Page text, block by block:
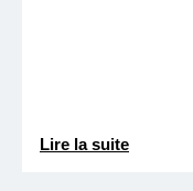
Lire la suite